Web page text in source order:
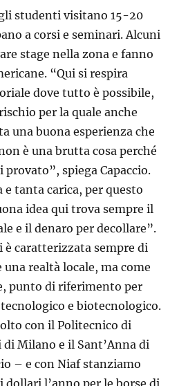
studenti visitano 15-20
a corsi e seminari. Alcuni
stage nella zona e fanno
“Qui si respira
dove tutto è possibile,
per la quale anche
una buona esperienza che
è una brutta cosa perché
provato”, spiega Capaccio.
e tanta carica, per questo
idea qui trova sempre il
e il denaro per decollare”.
è caratterizzata sempre di
realtà locale, ma come
punto di riferimento per
e biotecnologico.
con il Politecnico di
Milano e il Sant’Anna di
– e con Niaf stanziamo